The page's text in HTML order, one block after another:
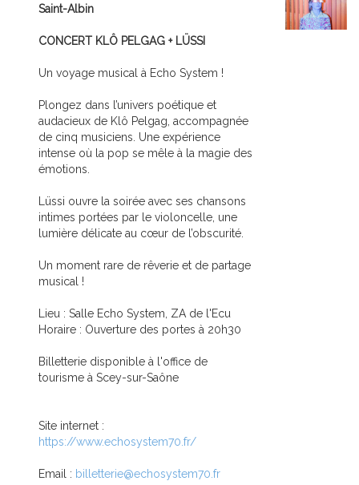
Saint-Albin
CONCERT KLÔ PELGAG + LÜSSI
Un voyage musical à Echo System !
Plongez dans l’univers poétique et
audacieux de Klô Pelgag, accompagnée
de cinq musiciens. Une expérience
intense où la pop se mêle à la magie des
émotions.
Lüssi ouvre la soirée avec ses chansons
intimes portées par le violoncelle, une
lumière délicate au cœur de l’obscurité.
Un moment rare de rêverie et de partage
musical !
Lieu : Salle Echo System, ZA de l'Ecu
Horaire : Ouverture des portes à 20h30
Billetterie disponible à l'office de
tourisme à Scey-sur-Saône
Site internet :
https://www.echosystem70.fr/
Email : billetterie@echosystem70.fr